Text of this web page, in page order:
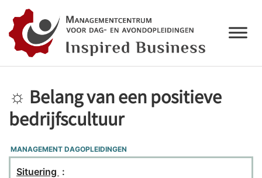
☼ Belang van een positieve
bedrijfscultuur
Situering :
MANAGEMENT DAGOPLEIDINGEN